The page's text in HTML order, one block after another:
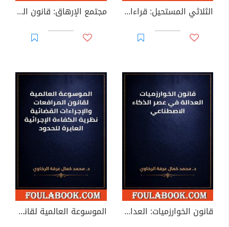
الثلاثي المستحيل: قراءات في فلسفة القانون واقتصادياته مجتمع الإرهاق: قانون العمل في اقتصاد المنصات
قانون الخوارزميات: العدالة في عصر الذكاء الاصطناعي الموسوعة العالمية لقانون المرافعات والإجراءات القضائية